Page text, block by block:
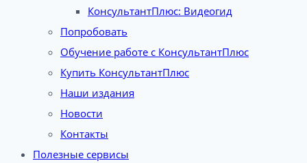
КонсультантПлюс: Видеогид
Попробовать
Обучение работе с КонсультантПлюс
Купить КонсультантПлюс
Наши издания
Новости
Контакты
Полезные сервисы